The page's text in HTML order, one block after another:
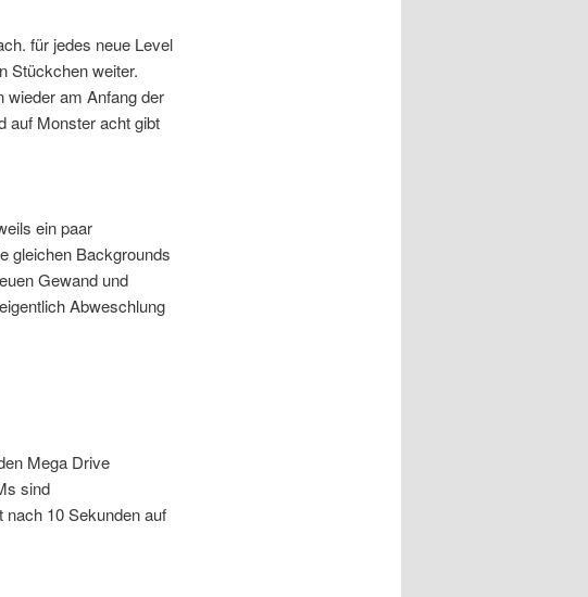
für jedes neue Level
Stückchen weiter.
wieder am Anfang der
auf Monster acht gibt
ein paar
gleichen Backgrounds
Gewand und
Abweschlung
Mega Drive
sind
10 Sekunden auf